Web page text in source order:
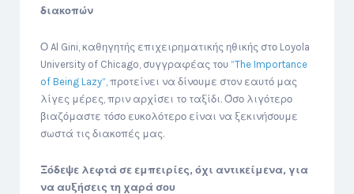
διακοπών
Ο Al Gini, καθηγητής επιχειρηματικής ηθικής στο Loyola
University of Chicago, συγγραφέας του “The Importance
of Being Lazy”, προτείνει να δίνουμε στον εαυτό μας
λίγες μέρες, πριν αρχίσει το ταξίδι. Όσο λιγότερο
βιαζόμαστε τόσο ευκολότερο είναι να ξεκινήσουμε
σωστά τις διακοπές μας.
Ξόδεψε λεφτά σε εμπειρίες, όχι αντικείμενα, για
να αυξήσεις τη χαρά σου